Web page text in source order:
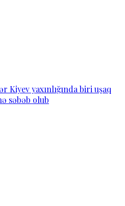
Kiyev yaxınlığında biri uşaq
səbəb olub